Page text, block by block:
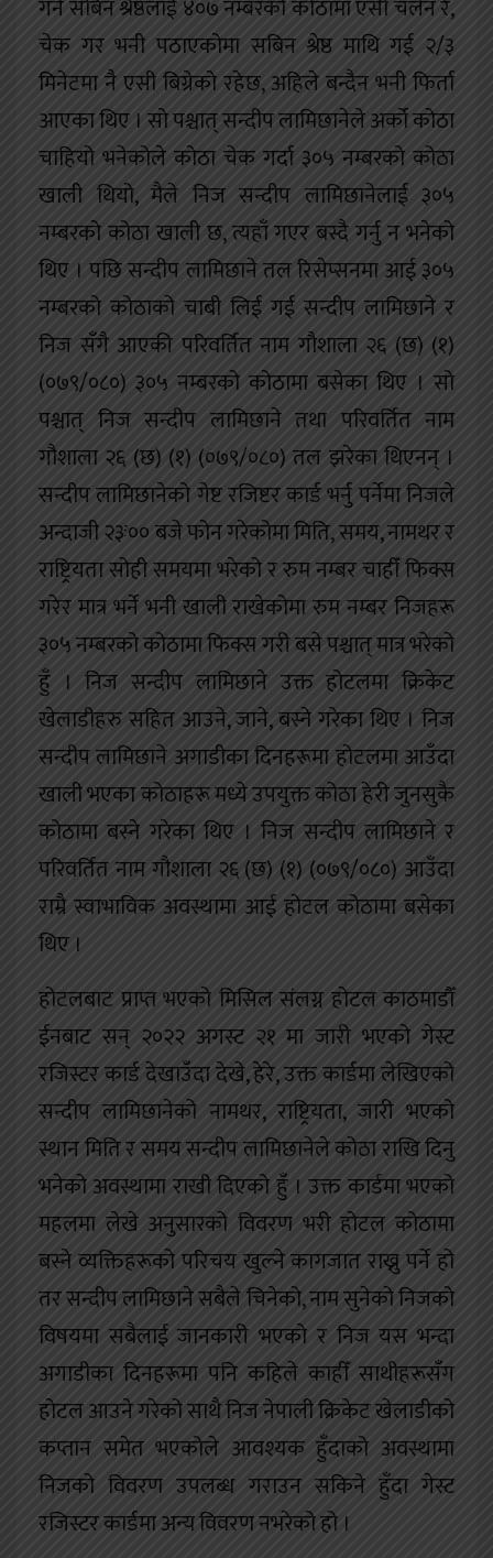
गर्ने सबिन श्रेष्ठलाई ४०७ नम्बरको कोठामा एसी चलेन रे,
चेक गर भनी पठाएकोमा सबिन श्रेष्ठ माथि गई २/३
मिनेटमा नै एसी बिग्रेको रहेछ, अहिले बन्दैन भनी फिर्ता
आएका थिए । सो पश्चात् सन्दीप लामिछानेले अर्को कोठा
चाहियो भनेकोले कोठा चेक गर्दा ३०५ नम्बरको कोठा
खाली थियो, मैले निज सन्दीप लामिछानेलाई ३०५
नम्बरको कोठा खाली छ, त्यहाँ गएर बस्दै गर्नु न भनेको
थिए । पछि सन्दीप लामिछाने तल रिसेप्सनमा आई ३०५
नम्बरको कोठाको चाबी लिई गई सन्दीप लामिछाने र
निज सँगै आएकी परिवर्तित नाम गौशाला २६ (छ) (१)
(०७९/०८०) ३०५ नम्बरको कोठामा बसेका थिए । सो
पश्चात् निज सन्दीप लामिछाने तथा परिवर्तित नाम
गौशाला २६ (छ) (१) (०७९/०८०) तल झरेका थिएनन् ।
सन्दीप लामिछानेको गेष्ट रजिष्टर कार्ड भर्नु पर्नेमा निजले
अन्दाजी २३ः०० बजे फोन गरेकोमा मिति, समय, नामथर र
राष्ट्रियता सोही समयमा भरेको र रुम नम्बर चाहीँ फिक्स
गरेर मात्र भर्ने भनी खाली राखेकोमा रुम नम्बर निजहरू
३०५ नम्बरको कोठामा फिक्स गरी बसे पश्चात् मात्र भरेको
हुँ । निज सन्दीप लामिछाने उक्त होटलमा क्रिकेट
खेलाडीहरु सहित आउने, जाने, बस्ने गरेका थिए । निज
सन्दीप लामिछाने अगाडीका दिनहरूमा होटलमा आउँदा
खाली भएका कोठाहरू मध्ये उपयुक्त कोठा हेरी जुनसुकै
कोठामा बस्ने गरेका थिए । निज सन्दीप लामिछाने र
परिवर्तित नाम गौशाला २६ (छ) (१) (०७९/०८०) आउँदा
राम्रै स्वाभाविक अवस्थामा आई होटल कोठामा बसेका
थिए ।
होटलबाट प्राप्त भएको मिसिल संलग्न होटल काठमाडौँ
ईनबाट सन् २०२२ अगस्ट २१ मा जारी भएको गेस्ट
रजिस्टर कार्ड देखाउँदा देखे, हेरे, उक्त कार्डमा लेखिएको
सन्दीप लामिछानेको नामथर, राष्ट्रियता, जारी भएको
स्थान मिति र समय सन्दीप लामिछानेले कोठा राखि दिनु
भनेको अवस्थामा राखी दिएको हुँ । उक्त कार्डमा भएको
महलमा लेखे अनुसारको विवरण भरी होटल कोठामा
बस्ने व्यक्तिहरूको परिचय खुल्ने कागजात राख्नु पर्ने हो
तर सन्दीप लामिछाने सबैले चिनेको, नाम सुनेको निजको
विषयमा सबैलाई जानकारी भएको र निज यस भन्दा
अगाडीका दिनहरूमा पनि कहिले काहीँ साथीहरूसँग
होटल आउने गरेको साथै निज नेपाली क्रिकेट खेलाडीको
कप्तान समेत भएकोले आवश्यक हुँदाको अवस्थामा
निजको विवरण उपलब्ध गराउन सकिने हुँदा गेस्ट
रजिस्टर कार्डमा अन्य विवरण नभरेको हो ।